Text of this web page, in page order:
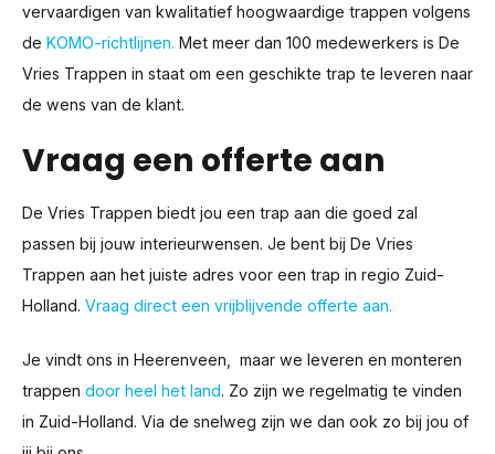
vervaardigen van kwalitatief hoogwaardige trappen volgens
de KOMO-richtlijnen. Met meer dan 100 medewerkers is De
Vries Trappen in staat om een geschikte trap te leveren naar
de wens van de klant.
Vraag een offerte aan
De Vries Trappen biedt jou een trap aan die goed zal
passen bij jouw interieurwensen. Je bent bij De Vries
Trappen aan het juiste adres voor een trap in regio Zuid-
Holland. Vraag direct een vrijblijvende offerte aan.
Je vindt ons in Heerenveen, maar we leveren en monteren
trappen door heel het land. Zo zijn we regelmatig te vinden
in Zuid-Holland. Via de snelweg zijn we dan ook zo bij jou of